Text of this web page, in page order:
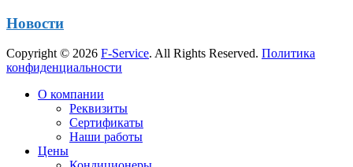
Новости
Copyright © 2026 F-Service. All Rights Reserved. Политика
конфиденциальности
вверх
О компании
Реквизиты
Сертификаты
Наши работы
Цены